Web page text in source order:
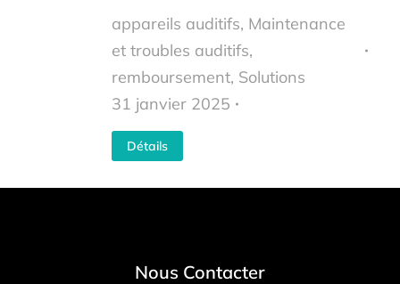
appareils auditifs, Maintenance
et troubles auditifs,
remboursement, Solutions
31 janvier 2025
Détails
Nous Contacter